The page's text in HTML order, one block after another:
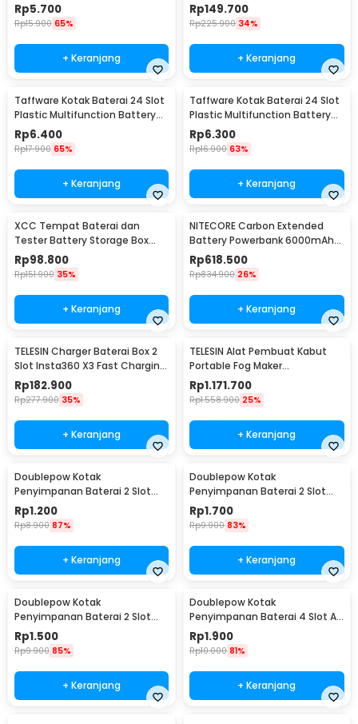
Box AA AAA - XCC-8
Rp5.700
Rp15.900 65%
+ Keranjang
EVA Foam - JBC-34AK
Rp149.700
Rp225.900 34%
+ Keranjang
Taffware Kotak Baterai 24 Slot
Plastic Multifunction Battery
Box AAA - X24A
Rp6.400
Rp17.900 65%
+ Keranjang
Taffware Kotak Baterai 24 Slot
Plastic Multifunction Battery
Box AA - X24A
Rp6.300
Rp16.900 63%
+ Keranjang
XCC Tempat Baterai dan
Tester Battery Storage Box
with Cover 116 Grid - XC-116
Rp98.800
Rp151.900 35%
+ Keranjang
NITECORE Carbon Extended
Battery Powerbank 6000mAh
for NU40 NU43 NU50 - 6K
Rp618.500
Rp834.900 26%
+ Keranjang
TELESIN Charger Baterai Box 2
Slot Insta360 X3 Fast Charging
LED - SO-BCG-03-TIS
Rp182.900
Rp277.900 35%
+ Keranjang
TELESIN Alat Pembuat Kabut
Portable Fog Maker
Photography with Remote -
S5-TFM-01
Rp1.171.700
Rp1.558.900 25%
+ Keranjang
Doublepow Kotak
Penyimpanan Baterai 2 Slot
18650 - CY050A
Rp1.200
Rp8.900 87%
+ Keranjang
Doublepow Kotak
Penyimpanan Baterai 2 Slot
18650 - CY050B
Rp1.700
Rp9.900 83%
+ Keranjang
Doublepow Kotak
Penyimpanan Baterai 2 Slot
18650 - CY050C
Rp1.500
Rp9.900 85%
+ Keranjang
Doublepow Kotak
Penyimpanan Baterai 4 Slot AA
- CY055C
Rp1.900
Rp10.000 81%
+ Keranjang